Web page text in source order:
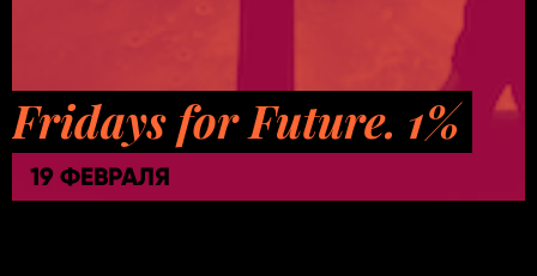
Fridays for Future. 1%
19 ФЕВРАЛЯ